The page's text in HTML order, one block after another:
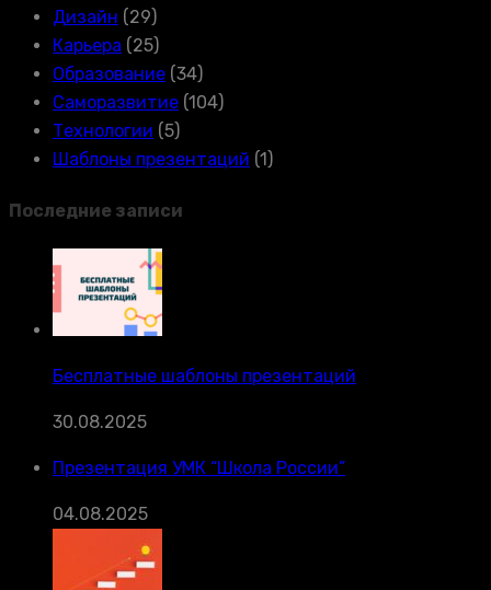
Дизайн (29)
Карьера (25)
Образование (34)
Саморазвитие (104)
Технологии (5)
Шаблоны презентаций (1)
Последние записи
Бесплатные шаблоны презентаций
30.08.2025
Презентация УМК “Школа России”
04.08.2025